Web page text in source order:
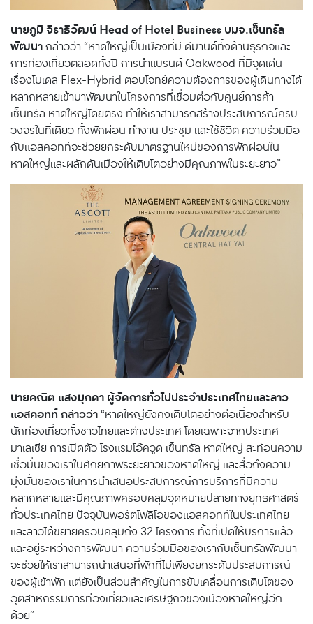
นายภูมิ จิราธิวัฒน์ Head of Hotel Business บมจ.เซ็นทรัล
พัฒนากล่าวว่า “หาดใหญ่เป็นเมืองที่มี ดีมานด์ทั้งด้านธุรกิจและ
การท่องเที่ยวตลอดทั้งปี การนำแบรนด์ Oakwood ที่มีจุดเด่น
เรื่องโมเดล Flex-Hybrid ตอบโจทย์ความต้องการของผู้เดินทางได้
หลากหลายเข้ามาพัฒนาในโครงการที่เชื่อมต่อกับศูนย์การค้า
เซ็นทรัล หาดใหญ่โดยตรง ทำให้เราสามารถสร้างประสบการณ์ครบ
วงจรในที่เดียว ทั้งพักผ่อน ทำงาน ประชุม และใช้ชีวิต ความร่วมมือ
กับแอสคอทท์จะช่วยยกระดับมาตรฐานใหม่ของการพักผ่อนใน
หาดใหญ่และผลักดันเมืองให้เติบโตอย่างมีคุณภาพในระยะยาว”
นายคณิต แสงมุกดา ผู้จัดการทั่วไปประจำประเทศไทยและลาว
แอสคอทท์ กล่าวว่า “หาดใหญ่ยังคงเติบโตอย่างต่อเนื่องสำหรับ
นักท่องเที่ยวทั้งชาวไทยและต่างประเทศ โดยเฉพาะจากประเทศ
มาเลเซีย การเปิดตัว โรงแรมโอ๊ควูด เซ็นทรัล หาดใหญ่ สะท้อนความ
เชื่อมั่นของเราในศักยภาพระยะยาวของหาดใหญ่ และสื่อถึงความ
มุ่งมั่นของเราในการนำเสนอประสบการณ์การบริการที่มีความ
หลากหลายและมีคุณภาพครอบคลุมจุดหมายปลายทางยุทธศาสตร์
ทั่วประเทศไทย ปัจจุบันพอร์ตโฟลิโอของแอสคอทท์ในประเทศไทย
และลาวได้ขยายครอบคลุมถึง 32 โครงการ ทั้งที่เปิดให้บริการแล้ว
และอยู่ระหว่างการพัฒนา ความร่วมมือของเรากับเซ็นทรัลพัฒนา
จะช่วยให้เราสามารถนำเสนอที่พักที่ไม่เพียงยกระดับประสบการณ์
ของผู้เข้าพัก แต่ยังเป็นส่วนสำคัญในการขับเคลื่อนการเติบโตของ
อุตสาหกรรมการท่องเที่ยวและเศรษฐกิจของเมืองหาดใหญ่อีก
ด้วย”